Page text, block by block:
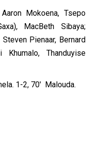
Mokoena, Tsepo
MacBeth Sibaya;
Pienaar, Bernard
Thanduyise
1-2, 70′ Malouda.